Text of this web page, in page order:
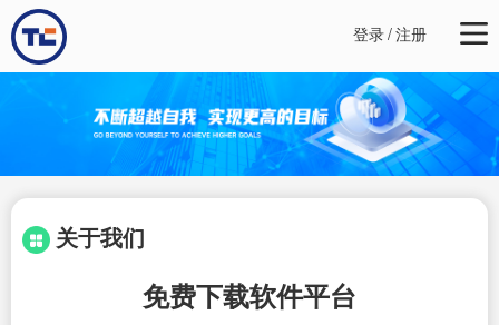
登录/注册
关于我们
免费下载软件平台